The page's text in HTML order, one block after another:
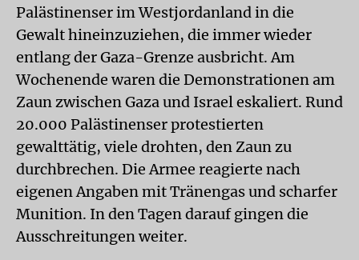
Palästinenser im Westjordanland in die
Gewalt hineinzuziehen, die immer wie­der
entlang der Gaza-Grenze ausbricht. Am
Wochenende waren die Demonstrationen am
Zaun zwischen Gaza und Israel eskaliert. Rund
20.000 Palästinenser protestierten
gewalttätig, viele drohten, den Zaun zu
durchbrechen. Die Armee reagierte nach
eigenen Angaben mit Tränengas und scharfer
Munition. In den Tagen darauf gingen die
Ausschreitungen weiter.